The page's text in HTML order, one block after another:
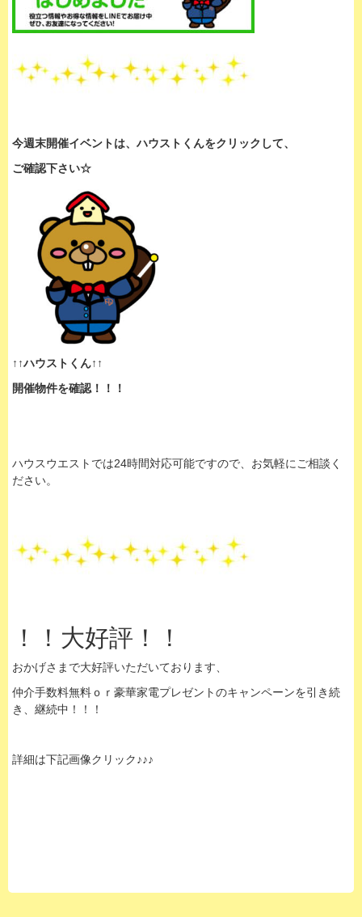
今週末開催イベントは、ハウストくんをクリックして、
ご確認下さい☆
↑↑ハウストくん↑↑
開催物件を確認！！！
ハウスウエストでは24時間対応可能ですので、お気軽にご相談く
ださい。
！！大好評！！
おかげさまで大好評いただいております、
仲介手数料無料ｏｒ豪華家電プレゼントのキャンペーンを引き続
き、継続中！！！
詳細は下記画像クリック♪♪♪